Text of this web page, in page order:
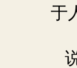
于